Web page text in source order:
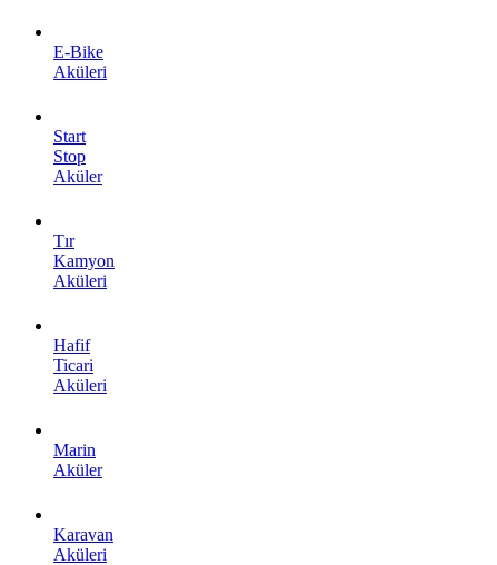
E-Bike
Aküleri
Start
Stop
Aküler
Tır
Kamyon
Aküleri
Hafif
Ticari
Aküleri
Marin
Aküler
Karavan
Aküleri